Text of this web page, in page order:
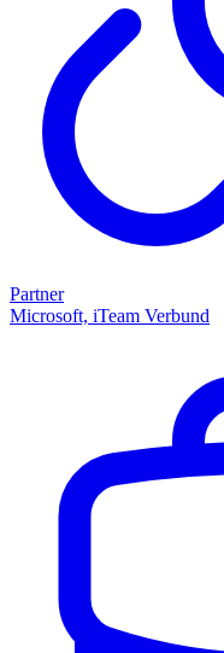
Partner
Microsoft, iTeam Verbund